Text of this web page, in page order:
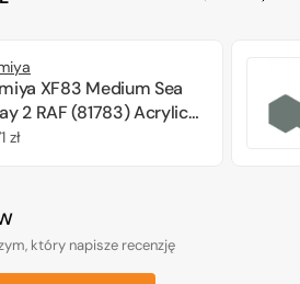
XF83 Medium Sea
2 RAF (81783) Acrylic
10ml
zł
który napisze recenzję